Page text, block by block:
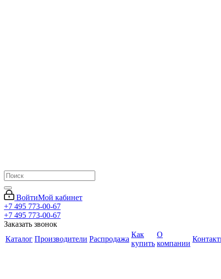
ВойтиМой кабинет
+7 495 773-00-67
+7 495 773-00-67
Заказать звонок
Каталог Производители Распродажа
Как
купить
О
компании